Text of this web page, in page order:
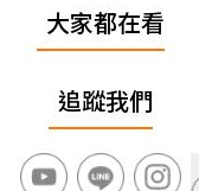
大家都在看
追蹤我們